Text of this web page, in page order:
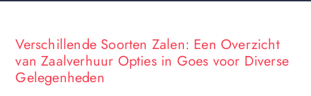
Verschillende Soorten Zalen: Een Overzicht
van Zaalverhuur Opties in Goes voor Diverse
Gelegenheden